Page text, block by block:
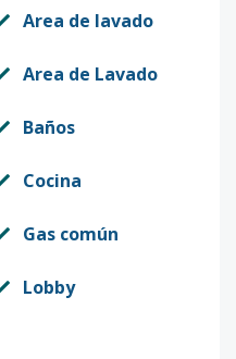
Area de lavado
Area de Lavado
Baños
Cocina
Gas común
Lobby